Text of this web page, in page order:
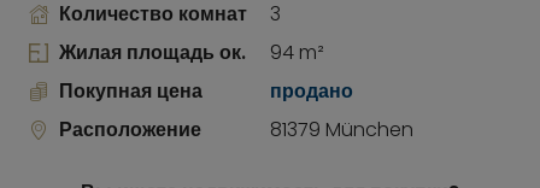
Количество комнат
3
Жилая площадь ок.
94 m²
Покупная цена
продано
Расположение
81379 München